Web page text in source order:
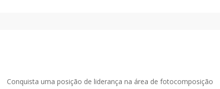
Conquista uma posição de liderança na área de fotocomposição